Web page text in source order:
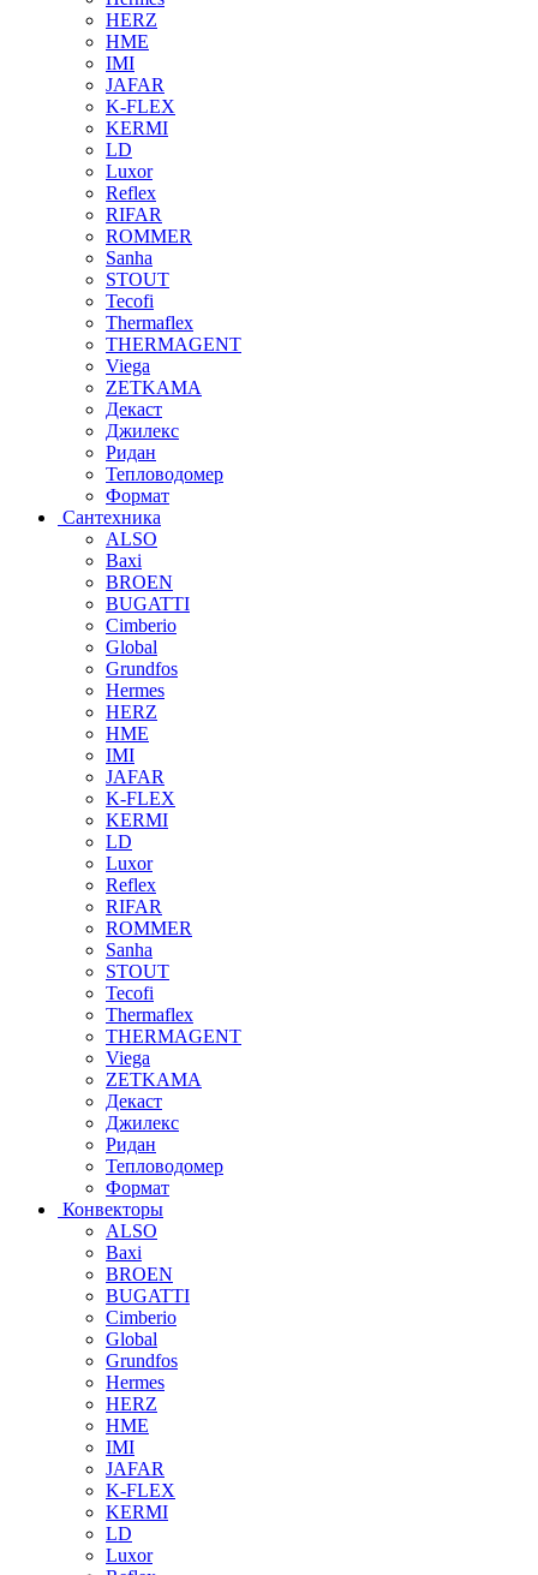
HERZ
HME
IMI
JAFAR
K-FLEX
KERMI
LD
Luxor
Reflex
RIFAR
ROMMER
Sanha
STOUT
Tecofi
Thermaflex
THERMAGENT
Viega
ZETKAMA
Декаст
Джилекс
Ридан
Тепловодомер
Формат
Сантехника
ALSO
Baxi
BROEN
BUGATTI
Cimberio
Global
Grundfos
Hermes
HERZ
HME
IMI
JAFAR
K-FLEX
KERMI
LD
Luxor
Reflex
RIFAR
ROMMER
Sanha
STOUT
Tecofi
Thermaflex
THERMAGENT
Viega
ZETKAMA
Декаст
Джилекс
Ридан
Тепловодомер
Формат
Конвекторы
ALSO
Baxi
BROEN
BUGATTI
Cimberio
Global
Grundfos
Hermes
HERZ
HME
IMI
JAFAR
K-FLEX
KERMI
LD
Luxor